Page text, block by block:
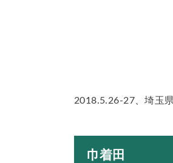
2018.5.26-27、埼玉
巾着田